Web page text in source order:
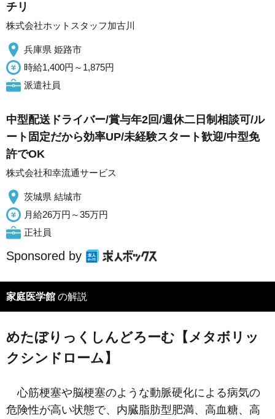
チリ
株式会社ホットスタッフ加古川
兵庫県 姫路市
時給1,400円～1,875円
派遣社員
中型配送ドライバー/賞与年2回/週休二日制相談可/ル
ート固定だから効率UP/未経験スタート歓迎/中型免
許でOK
株式会社和幸流通サービス
茨城県 結城市
月給26万円～35万円
正社員
Sponsored by
家庭医学館 の解説
めたぼりっくしんどろーむ【メタボリッ
クシンドローム】
心筋梗塞や脳梗塞のような動脈硬化による病気の
危険性が高い状態で、内臓脂肪型肥満、高血糖、高